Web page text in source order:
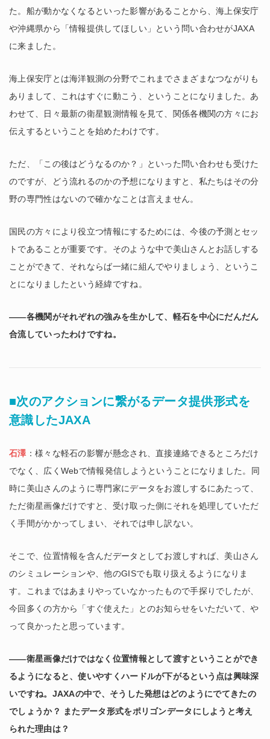
た。船が動かなくなるといった影響があることから、海上保安庁
や沖縄県から「情報提供してほしい」という問い合わせがJAXA
に来ました。
海上保安庁とは海洋観測の分野でこれまでさまざまなつながりも
ありまして、これはすぐに動こう、ということになりました。あ
わせて、日々最新の衛星観測情報を見て、関係各機関の方々にお
伝えするということを始めたわけです。
ただ、「この後はどうなるのか？」といった問い合わせも受けた
のですが、どう流れるのかの予想になりますと、私たちはその分
野の専門性はないので確かなことは言えません。
国民の方々により役立つ情報にするためには、今後の予測とセッ
トであることが重要です。そのような中で美山さんとお話しする
ことができて、それならば一緒に組んでやりましょう、というこ
とになりましたという経緯ですね。
――各機関がそれぞれの強みを生かして、軽石を中心にだんだん
合流していったわけですね。
■次のアクションに繋がるデータ提供形式を
意識したJAXA
石澤 ：様々な軽石の影響が懸念され、直接連絡できるところだけ
でなく、広くWebで情報発信しようということになりました。同
時に美山さんのように専門家にデータをお渡しするにあたって、
ただ衛星画像だけですと、受け取った側にそれを処理していただ
く手間がかかってしまい、それでは申し訳ない。
そこで、位置情報を含んだデータとしてお渡しすれば、美山さん
のシミュレーションや、他のGISでも取り扱えるようになりま
す。これまではあまりやっていなかったもので手探りでしたが、
今回多くの方から「すぐ使えた」とのお知らせをいただいて、や
って良かったと思っています。
――衛星画像だけではなく位置情報として渡すということができ
るようになると、使いやすくハードルが下がるという点は興味深
いですね。JAXAの中で、そうした発想はどのようにでてきたの
でしょうか？ またデータ形式をポリゴンデータにしようと考え
られた理由は？